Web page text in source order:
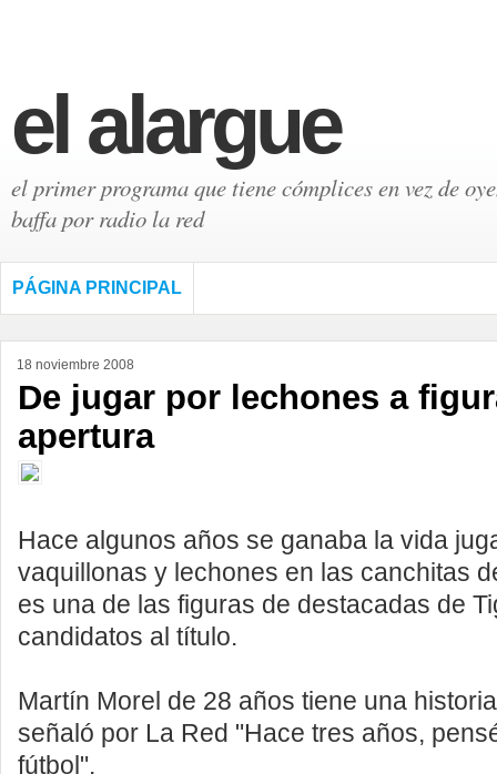
el alargue
el primer programa que tiene cómplices en vez de
baffa por radio la red
PÁGINA PRINCIPAL
18 noviembre 2008
De jugar por lechones a
apertura
Hace algunos años se ganaba la vida
vaquillonas y lechones en las canchitas
es una de las figuras de destacadas de
candidatos al título.
Martín Morel de 28 años tiene una
señaló por La Red "Hace tres años,
fútbol".